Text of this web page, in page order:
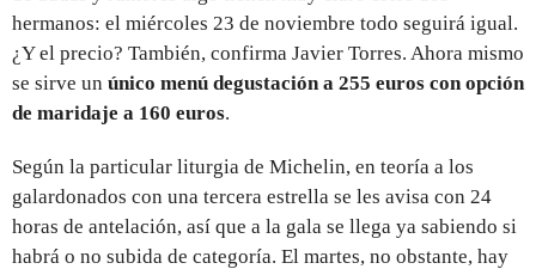
hermanos: el miércoles 23 de noviembre todo seguirá igual.
¿Y el precio? También, confirma Javier Torres. Ahora mismo
se sirve un único menú degustación a 255 euros con opción
de maridaje a 160 euros.
Según la particular liturgia de Michelin, en teoría a los
galardonados con una tercera estrella se les avisa con 24
horas de antelación, así que a la gala se llega ya sabiendo si
habrá o no subida de categoría. El martes, no obstante, hay